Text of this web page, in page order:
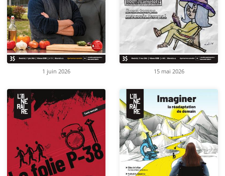
1 juin 2026 15 mai 2026